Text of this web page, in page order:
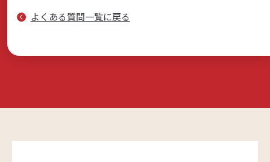
受付時間：9:00～17:00（土・日・祝日を除く）
よくある質問一覧に戻る